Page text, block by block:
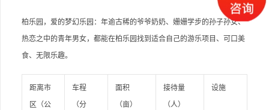
柏乐园，爱的梦幻乐园：年逾古稀的爷爷奶奶、姗姗学步的孙子孙女、
热恋之中的青年男女，都能在柏乐园找到适合自己的游乐项目、可口美
食、无限乐趣。
距离市
区（公
车程
（分
面积
（亩）
接待量
（人）
设施